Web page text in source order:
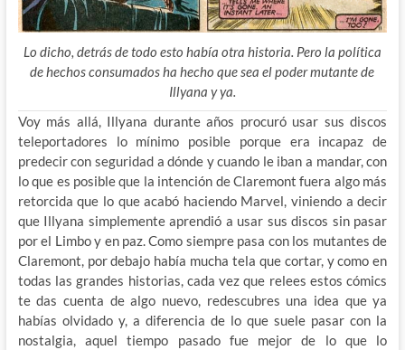
Lo dicho, detrás de todo esto había otra historia. Pero la política
de hechos consumados ha hecho que sea el poder mutante de
Illyana y ya.
Voy más allá, Illyana durante años procuró usar sus discos
teleportadores lo mínimo posible porque era incapaz de
predecir con seguridad a dónde y cuando le iban a mandar, con
lo que es posible que la intención de Claremont fuera algo más
retorcida que lo que acabó haciendo Marvel, viniendo a decir
que Illyana simplemente aprendió a usar sus discos sin pasar
por el Limbo y en paz. Como siempre pasa con los mutantes de
Claremont, por debajo había mucha tela que cortar, y como en
todas las grandes historias, cada vez que relees estos cómics
te das cuenta de algo nuevo, redescubres una idea que ya
habías olvidado y, a diferencia de lo que suele pasar con la
nostalgia, aquel tiempo pasado fue mejor de lo que lo